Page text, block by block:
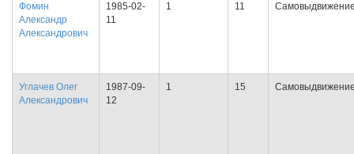
Фомин
Александр
Александрович
1985-02-
11
1 11
Углачев Олег
Александрович
1987-09-
12
1 15